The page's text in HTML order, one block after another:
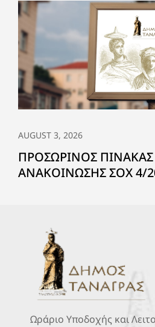
AUGUST 3, 2026
ΠΡΟΣΩΡΙΝΟΣ
ΑΝΑΚΟΙΝΩΣΗΣ ΣΟΧ 4/
Ωράριο Υποδοχής και